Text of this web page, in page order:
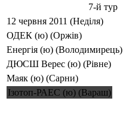
7-й тур
12 червня 2011 (Неділя)
ОДЕК (ю) (Оржів)
Енергія (ю) (Володимирець)
ДЮСШ Верес (ю) (Рівне)
Маяк (ю) (Сарни)
Ізотоп-РАЕС (ю) (Вараш)